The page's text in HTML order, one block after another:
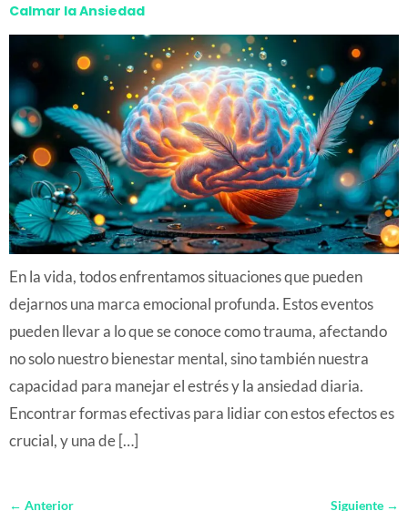
Calmar la Ansiedad
En la vida, todos enfrentamos situaciones que pueden
dejarnos una marca emocional profunda. Estos eventos
pueden llevar a lo que se conoce como trauma, afectando
no solo nuestro bienestar mental, sino también nuestra
capacidad para manejar el estrés y la ansiedad diaria.
Encontrar formas efectivas para lidiar con estos efectos es
crucial, y una de […]
← Anterior Siguiente →